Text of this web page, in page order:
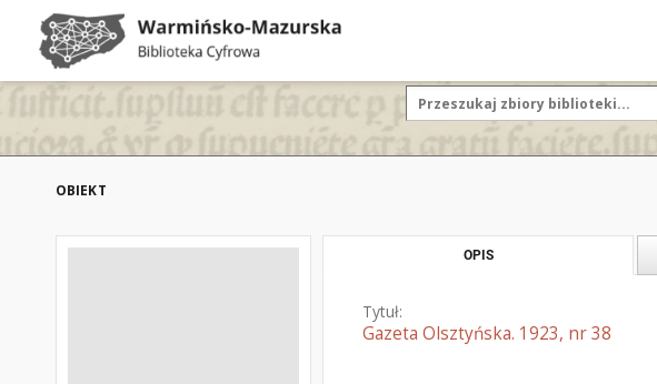
OBIEKT
OPIS
Tytuł:
Gazeta Olsztyńska. 1923, nr 38